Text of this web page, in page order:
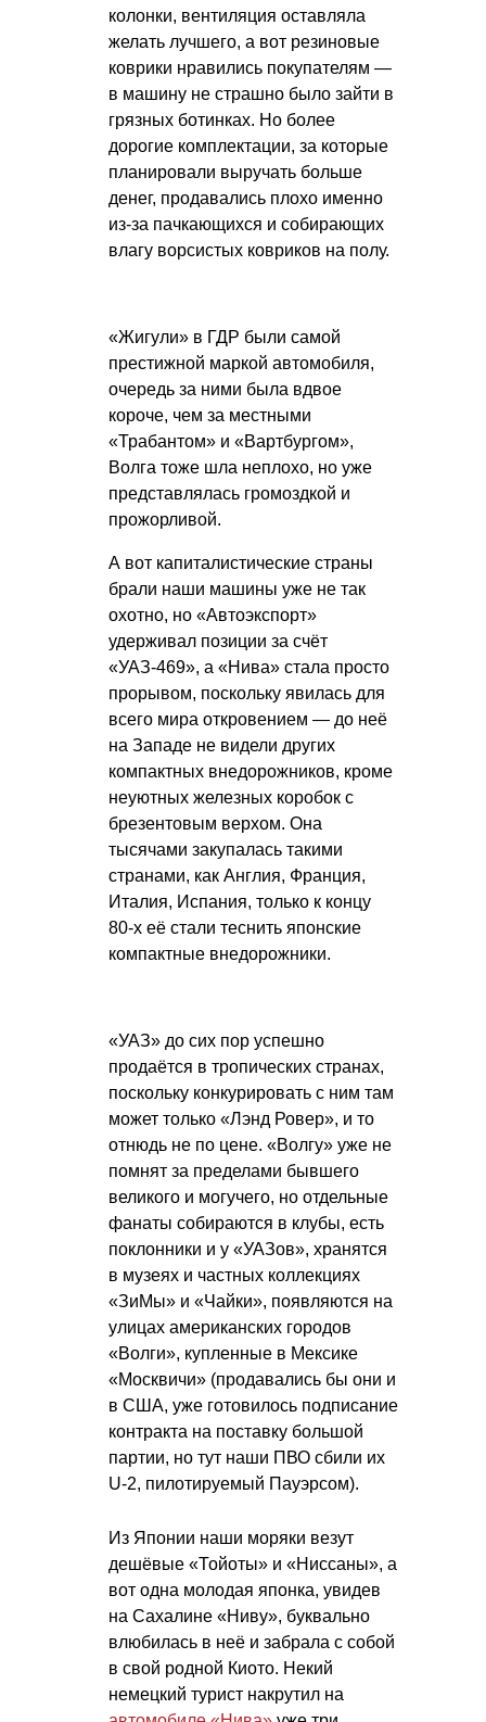
колонки, вентиляция оставляла
желать лучшего, а вот резиновые
коврики нравились покупателям —
в машину не страшно было зайти в
грязных ботинках. Но более
дорогие комплектации, за которые
планировали выручать больше
денег, продавались плохо именно
из-за пачкающихся и собирающих
влагу ворсистых ковриков на полу.
«Жигули» в ГДР были самой
престижной маркой автомобиля,
очередь за ними была вдвое
короче, чем за местными
«Трабантом» и «Вартбургом»,
Волга тоже шла неплохо, но уже
представлялась громоздкой и
прожорливой.
А вот капиталистические страны
брали наши машины уже не так
охотно, но «Автоэкспорт»
удерживал позиции за счёт
«УАЗ-469», а «Нива» стала просто
прорывом, поскольку явилась для
всего мира откровением — до неё
на Западе не видели других
компактных внедорожников, кроме
неуютных железных коробок с
брезентовым верхом. Она
тысячами закупалась такими
странами, как Англия, Франция,
Италия, Испания, только к концу
80-х её стали теснить японские
компактные внедорожники.
«УАЗ» до сих пор успешно
продаётся в тропических странах,
поскольку конкурировать с ним там
может только «Лэнд Ровер», и то
отнюдь не по цене. «Волгу» уже не
помнят за пределами бывшего
великого и могучего, но отдельные
фанаты собираются в клубы, есть
поклонники и у «УАЗов», хранятся
в музеях и частных коллекциях
«ЗиМы» и «Чайки», появляются на
улицах американских городов
«Волги», купленные в Мексике
«Москвичи» (продавались бы они и
в США, уже готовилось подписание
контракта на поставку большой
партии, но тут наши ПВО сбили их
U-2, пилотируемый Пауэрсом).
Из Японии наши моряки везут
дешёвые «Тойоты» и «Ниссаны», а
вот одна молодая японка, увидев
на Сахалине «Ниву», буквально
влюбилась в неё и забрала с собой
в свой родной Киото. Некий
немецкий турист накрутил на